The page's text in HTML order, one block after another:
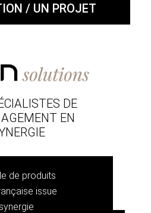
/ UN PROJET
DE
EN
de produits
issue